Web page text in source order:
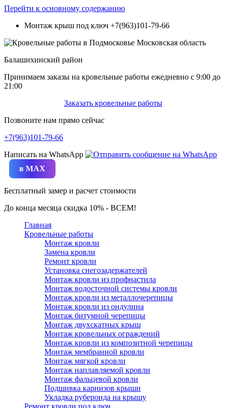
Перейти к основному содержанию
Монтаж крыш под ключ +7(963)101-79-66
Балашихинский район
Принимаем заказы на кровельные работы ежедневно c 9:00 до
21:00
Заказать кровельные работы
Позвоните нам прямо сейчас
+7(963)101-79-66
Написать на WhatsApp
в MAX
Бесплатный замер и расчет стоимости
До конца месяца скидка 10% - ВСЕМ!
Главная
Кровельные работы
Монтаж кровли
Замена кровли
Ремонт кровли
Установка снегозадержателей
Монтаж кровли из профнастила
Монтаж водосточной системы кровли
Монтаж кровли из металлочерепицы
Монтаж кровли из ондулина
Монтаж битумной черепицы
Монтаж двухскатных крыш
Монтаж кровельных ограждений
Монтаж кровли из композитной черепицы
Монтаж мембранной кровли
Монтаж мягкой кровли
Монтаж наплавляемой кровли
Монтаж фальцевой кровли
Подшивка карнизов крыши
Укладка рубероида на крышу
Ремонт кровли под ключ